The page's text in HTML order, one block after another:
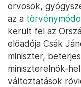
orvosok,
az a
került fel az
előadója Csák
miniszter,
miniszterelnök-
változtatások